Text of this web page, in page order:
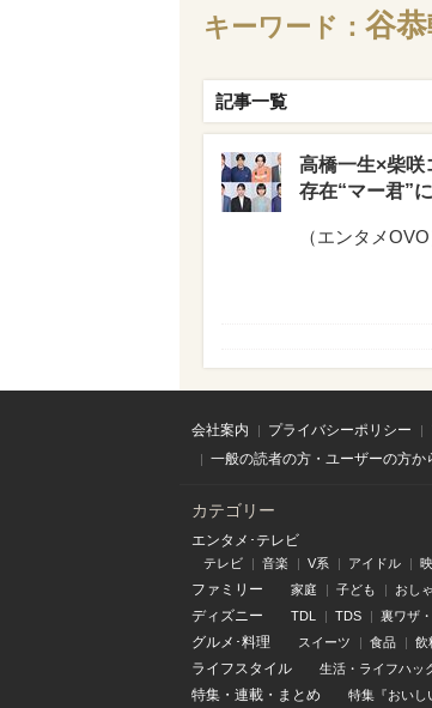
キーワード： 谷
記事一覧
高橋一生×柴咲
存在“マー君”
（エンタメOVO
会社案内 プライバシーポリシー
一般の読者の方・ユーザーの方か
カテゴリー
エンタメ･テレビ
テレビ 音楽 V系 アイドル
ファミリー 家庭 子ども おし
ディズニー TDL TDS 裏ワザ
グルメ･料理 スイーツ 食品 飲
ライフスタイル 生活・ライフハッ
特集 ・ 連載 ・ まとめ 特集『おいし